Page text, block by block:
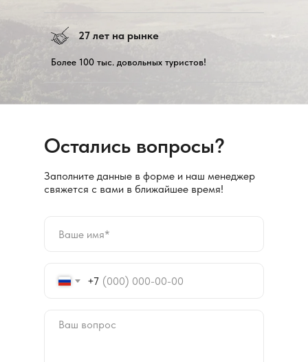
27 лет на рынке
Более 100 тыс. довольных туристов!
Остались вопросы?
Заполните данные в форме и наш менеджер
свяжется с вами в ближайшее время!
+7